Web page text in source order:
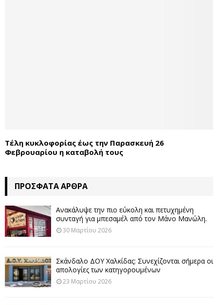
Τέλη κυκλοφορίας έως την Παρασκευή 26
Φεβρουαρίου η καταβολή τους
ΠΡΌΣΦΑΤΑ ΆΡΘΡΑ
Ανακάλυψε την πιο εύκολη και πετυχημένη
συνταγή για μπεσαμέλ από τον Μάνο Μανώλη.
30 Μαρτίου 2026
Σκάνδαλο ΔΟΥ Χαλκίδας: Συνεχίζονται σήμερα οι
απολογίες των κατηγορουμένων
23 Μαρτίου 2026